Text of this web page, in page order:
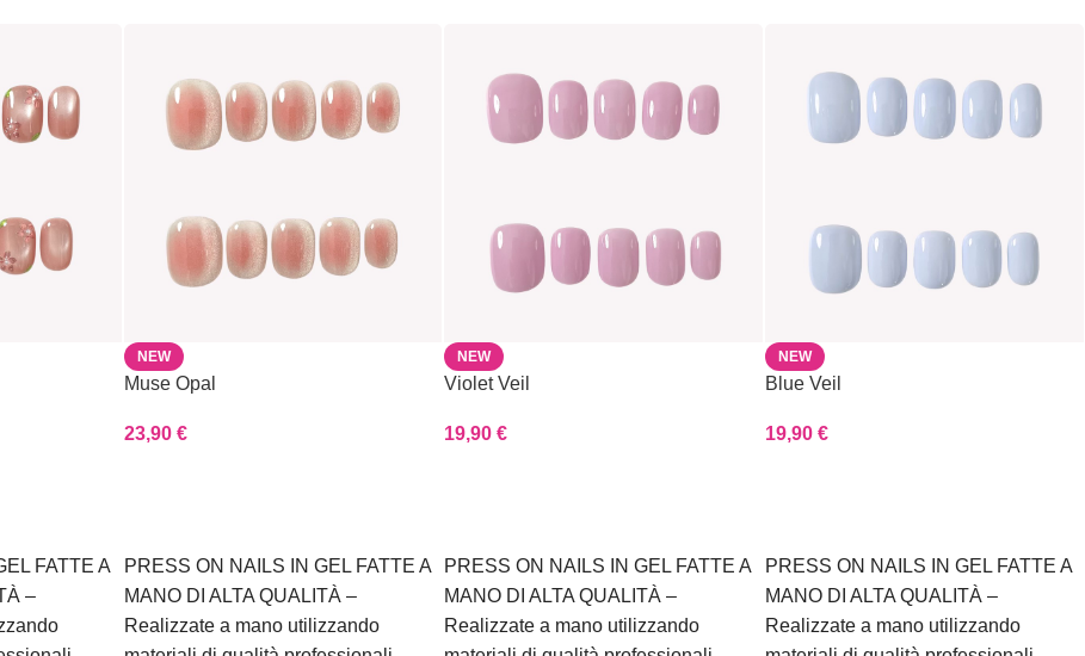
FATTE A
–
NEW
Muse Opal
23,90 €
PRESS ON NAILS IN GEL FATTE A
MANO DI ALTA QUALITÀ –
Realizzate a mano utilizzando
NEW
Violet Veil
19,90€
PRESS ON NAILS IN GEL FATTE A
MANO DI ALTA QUALITÀ –
Realizzate a mano utilizzando
NEW
Blue Veil
19,90€
PRESS ON NAILS IN GEL FATTE A
MANO DI ALTA QUALITÀ –
Realizzate a mano utilizzando